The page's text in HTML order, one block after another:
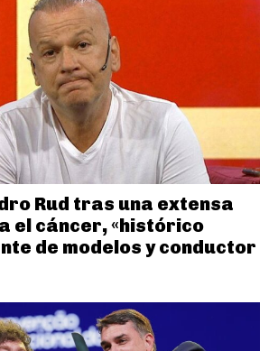
Rud tras una extensa
el cáncer, «histórico
de modelos y conductor